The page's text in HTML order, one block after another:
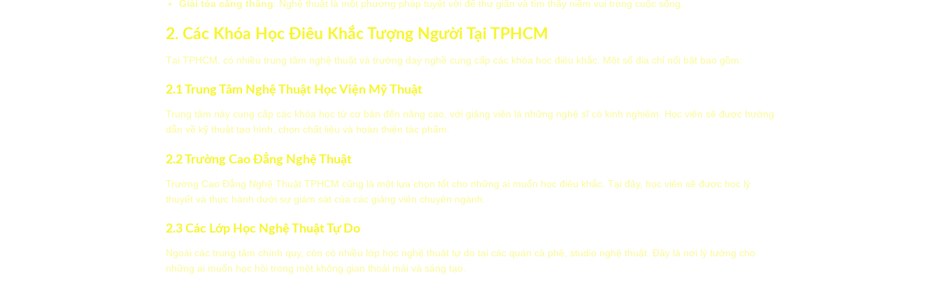
Giải tỏa căng thẳng: Nghệ thuật là một phương pháp tuyệt vời để thư giãn và tìm thấy niềm vui trong cuộc sống.
2. Các Khóa Học Điêu Khắc Tượng Người Tại TPHCM
Tại TPHCM, có nhiều trung tâm nghệ thuật và trường dạy nghề cung cấp các khóa học điêu khắc. Một số địa chỉ nổi bật bao gồm:
2.1 Trung Tâm Nghệ Thuật Học Viện Mỹ Thuật
Trung tâm này cung cấp các khóa học từ cơ bản đến nâng cao, với giảng viên là những nghệ sĩ có kinh nghiệm. Học viên sẽ được hướng
dẫn về kỹ thuật tạo hình, chọn chất liệu và hoàn thiện tác phẩm.
2.2 Trường Cao Đẳng Nghệ Thuật
Trường Cao Đẳng Nghệ Thuật TPHCM cũng là một lựa chọn tốt cho những ai muốn học điêu khắc. Tại đây, học viên sẽ được học lý
thuyết và thực hành dưới sự giám sát của các giảng viên chuyên ngành.
2.3 Các Lớp Học Nghệ Thuật Tự Do
Ngoài các trung tâm chính quy, còn có nhiều lớp học nghệ thuật tự do tại các quán cà phê, studio nghệ thuật. Đây là nơi lý tưởng cho
những ai muốn học hỏi trong một không gian thoải mái và sáng tạo.